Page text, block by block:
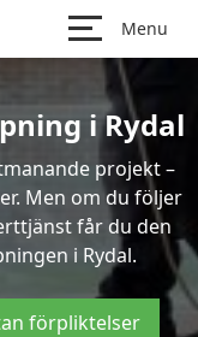
Menu
i Rydal
projekt –
Men om du följer
får du den
i Rydal.
förpliktelser